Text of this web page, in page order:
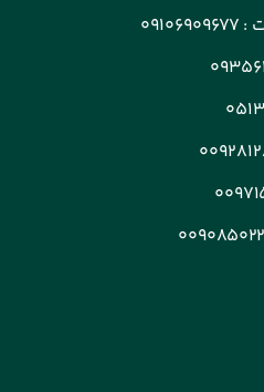
:
09106909677